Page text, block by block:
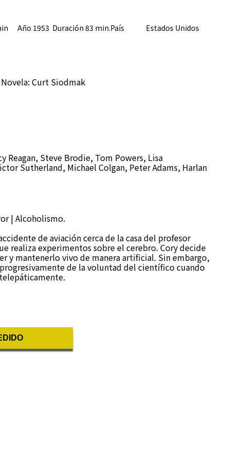
Año 1953 Duración 83 min.País
Estados Unidos
Curt Siodmak
Reagan, Steve Brodie, Tom Powers, Lisa
Sutherland, Michael Colgan, Peter Adams, Harlan
| Alcoholismo.
de aviación cerca de la casa del profesor
realiza experimentos sobre el cerebro. Cory decide
y mantenerlo vivo de manera artificial. Sin embargo,
de la voluntad del científico cuando